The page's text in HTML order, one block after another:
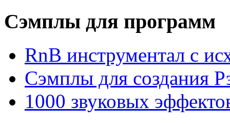
Сэмплы для программ
RnB инструментал с
Сэмплы для создания
1000 звуковых